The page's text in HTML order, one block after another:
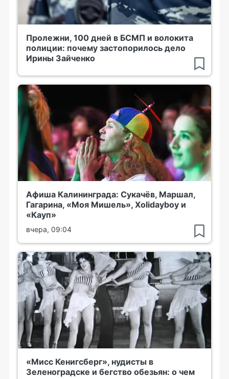
Пролежни, 100 дней в БСМП и волокита
полиции: почему застопорилось дело
Ирины Зайченко
Афиша Калининграда: Сукачёв, Маршал,
Гагарина, «Моя Мишель», Xolidayboy и
«Кауп»
вчера, 09:04
«Мисс Кенигсберг», нудисты в
Зеленоградске и бегство обезьян: о чем